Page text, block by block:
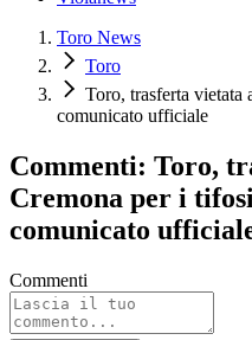
Toro News
Toro
Toro, trasferta vietata
comunicato ufficiale
Commenti: Toro,
Cremona per i
comunicato
Commenti